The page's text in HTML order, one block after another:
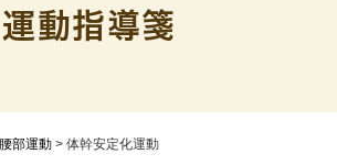
運動指導箋
腰部運動 > 体幹安定化運動